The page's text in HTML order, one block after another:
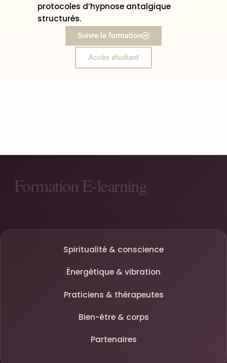
protocoles d’hypnose antalgique
structurés.
Suivre la formation
Accès étudiant
Spiritualité & conscience
Énergétique & vibration
Praticiens & thérapeutes
Bien-être & corps
Partenaires